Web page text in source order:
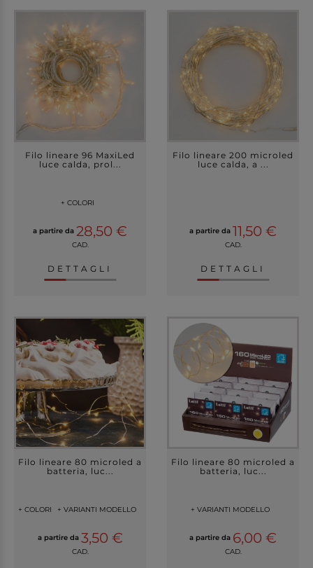
Filo lineare 96 MaxiLed
luce calda, prol...
+ COLORI
a partire da 28,50 €
CAD.
DETTAGLI
Filo lineare 200 microled
luce calda, a ...
a partire da 11,50 €
CAD.
DETTAGLI
Filo lineare 80 microled a
batteria, luc...
+ COLORI + VARIANTI MODELLO
a partire da 3,50 €
CAD.
Filo lineare 80 microled a
batteria, luc...
+ VARIANTI MODELLO
a partire da 6,00 €
CAD.